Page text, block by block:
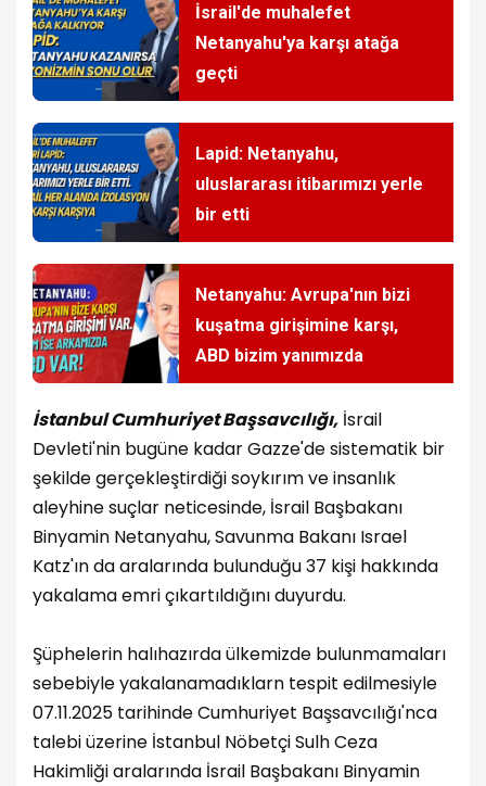
İsrail'de muhalefet
Netanyahu'ya karşı atağa
geçti
Lapid: Netanyahu,
uluslararası itibarımızı yerle
bir etti
Netanyahu: Avrupa'nın bizi
kuşatma girişimine karşı,
ABD bizim yanımızda
İstanbul Cumhuriyet Başsavcılığı, İsrail
Devleti'nin bugüne kadar Gazze'de sistematik bir
şekilde gerçekleştirdiği soykırım ve insanlık
aleyhine suçlar neticesinde, İsrail Başbakanı
Binyamin Netanyahu, Savunma Bakanı Israel
Katz'ın da aralarında bulunduğu 37 kişi hakkında
yakalama emri çıkartıldığını duyurdu.
Şüphelerin halıhazırda ülkemizde bulunmamaları
sebebiyle yakalanamadıklarn tespit edilmesiyle
07.11.2025 tarihinde Cumhuriyet Başsavcılığı'nca
talebi üzerine İstanbul Nöbetçi Sulh Ceza
Hakimliği aralarında İsrail Başbakanı Binyamin